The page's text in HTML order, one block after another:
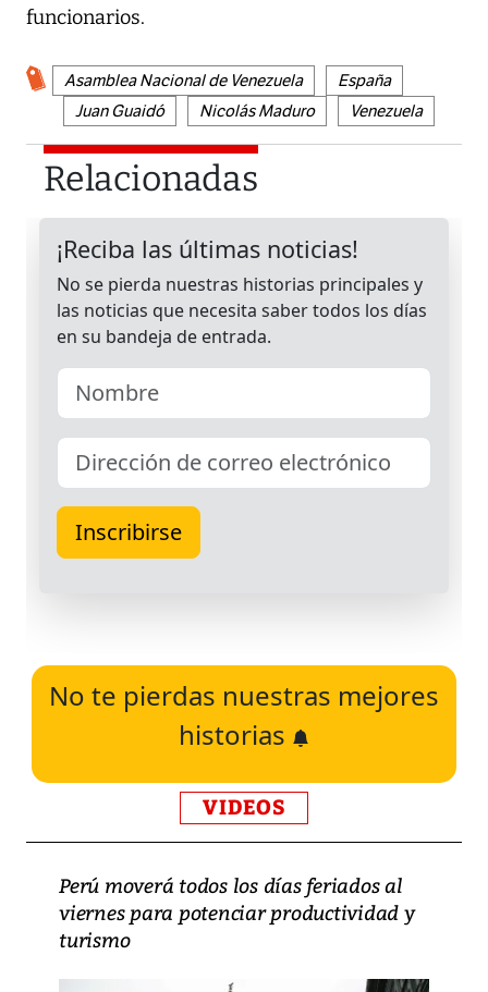
funcionarios.
Asamblea Nacional de Venezuela
España
Juan Guaidó
Nicolás Maduro Venezuela
Relacionadas
No te pierdas nuestras mejores
historias
VIDEOS
Perú moverá todos los días feriados al
viernes para potenciar productividad y
turismo